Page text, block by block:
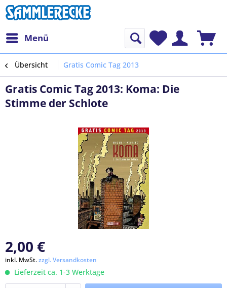
Menü
Übersicht Gratis Comic Tag 2013
Gratis Comic Tag 2013: Koma: Die
Stimme der Schlote
2,00 €
inkl. MwSt.zzgl. Versandkosten
Lieferzeit ca. 1-3 Werktage